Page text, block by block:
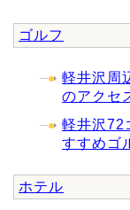
ゴルフ
軽井沢周
のアクセ
軽井沢72
すすめゴ
ホテル